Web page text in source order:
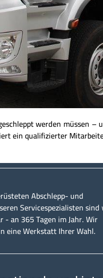
werden müssen
ein qualifizierter
Abschlepp- und
Servicespezialisten
an 365 Tagen im Jahr. Wir
eine Werkstatt Ihrer Wahl.